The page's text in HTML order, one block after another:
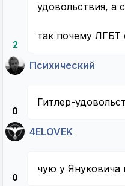
2
удовольствия, а
так почему ЛГБТ
Психический
0
Гитлер-
4ELOVEK
0
чую у Януковича